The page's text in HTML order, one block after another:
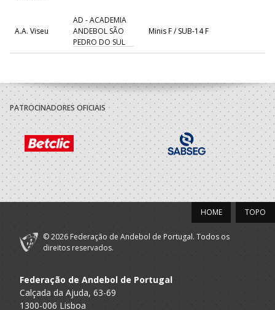
A.A. Viseu
AD - ACADEMIA
ANDEBOL SÃO
PEDRO DO SUL
Minis F / SUB-14 F
PATROCINADORES OFICIAIS
TOPO
HOME
© 2026 Federação de Andebol de Portugal. Todos os
direitos reservados.
Federação de Andebol de Portugal
Calçada da Ajuda, 63-69
1300-006 Lisboa